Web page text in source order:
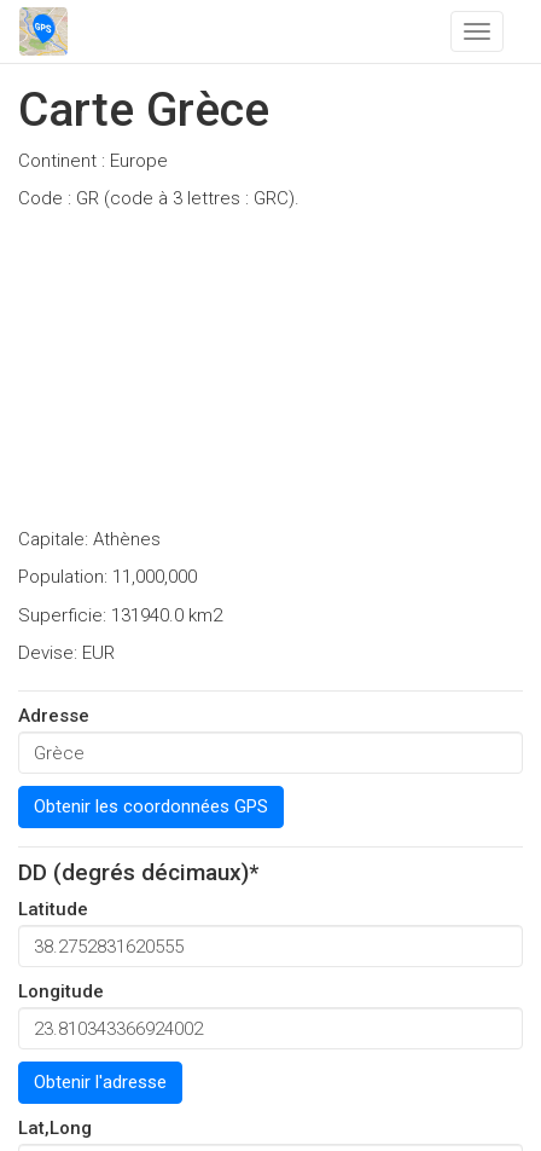
T
o
Carte Grèce
Continent : Europe
Code : GR (code à 3 lettres : GRC).
Capitale: Athènes
Population: 11,000,000
Superficie: 131940.0 km2
Devise: EUR
Adresse
Obtenir les coordonnées GPS
DD (degrés décimaux)*
Latitude
Longitude
Obtenir l'adresse
Lat,Long